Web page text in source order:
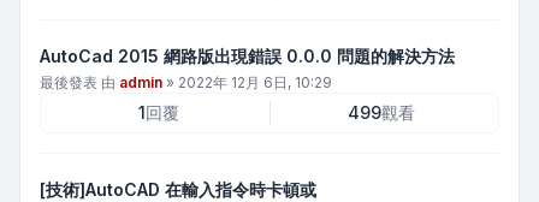
AutoCad 2015 網路版出現錯誤 0.0.0 問題的解決方法
最後發表 由 admin » 2022年 12月 6日, 10:29
1回覆 499觀看
[技術]AutoCAD 在輸入指令時卡頓或